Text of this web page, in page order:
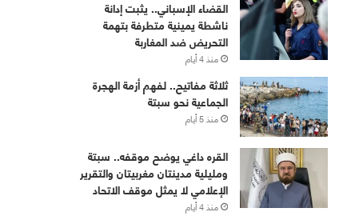
القضاء الإسباني.. يثبت إدانة
ناشطة يمينية متطرفة بتهمة
التحريض ضد المغاربة
منذ 4 أيام
ثلاثة مفاتيح.. لفهم أزمة الهجرة
الجماعية نحو سبتة
منذ 5 أيام
القره داغي يوضح موقفه.. سبتة
ومليلية مدينتان مغربيتان والتقرير
الإعلامي لا يمثل موقف الاتحاد
منذ 4 أيام